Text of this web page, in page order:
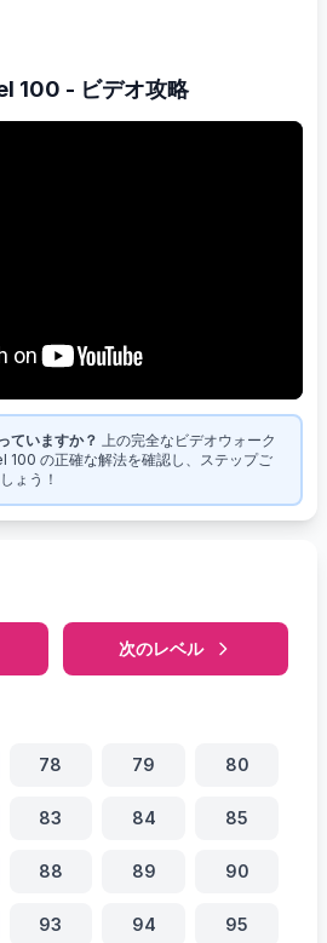
100 - ビデオ攻略
ていますか？
上の完全なビデオウォーク
100 の正確な解法を確認し、ステップご
ょう！
次のレベル
78 79 80
83 84 85
88 89 90
93 94 95